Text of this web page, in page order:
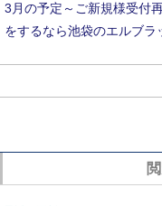
3月の予定～ご新規様受付
をするなら池袋のエルブラ
2020年7月のお休み
６月のおやすみ